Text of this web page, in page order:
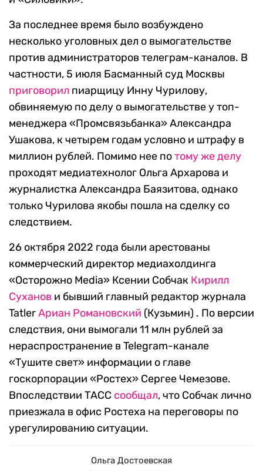
За последнее время было возбуждено
несколько уголовных дел о вымогательстве
против администраторов телеграм-каналов. В
частности, 5 июля Басманный суд Москвы
приговорил пиарщицу Инну Чурилову,
обвиняемую по делу о вымогательстве у топ-
менеджера «Промсвязьбанка» Александра
Ушакова, к четырем годам условно и штрафу в
миллион рублей. Помимо нее потому же делу
проходят медиатехнолог Ольга Архарова и
журналистка Александра Баязитова, однако
только Чурилова якобы пошла на сделку со
следствием.
26 октября 2022 года были арестованы
коммерческий директор медиахолдинга
«Осторожно Media» Ксении Собчак Кирилл
Суханов и бывший главный редактор журнала
TatlerАриан Романовский (Кузьмин) . По версии
следствия, они вымогали 11 млн рублей за
нераспространение в Telegram-канале
«Тушите свет» информации о главе
госкорпорации «Ростех» Сергее Чемезове.
Впоследствии ТАСС сообщал, что Собчак лично
приезжала в офис Ростеха на переговоры по
урегулированию ситуации.
Ольга Достоевская